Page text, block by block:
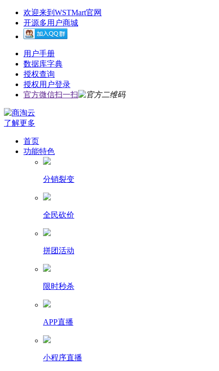
欢迎来到WSTMart官网
开源多用户商城
用户手册
数据库字典
授权查询
授权用户登录
官方微信扫一扫
了解更多
首页
功能特色
分销裂变
全民砍价
拼团活动
限时秒杀
APP直播
小程序直播